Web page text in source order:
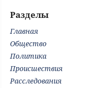
Разделы
Главная
Общество
Политика
Происшествия
Расследования